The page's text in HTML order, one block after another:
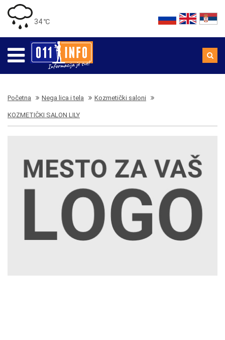
34 ℃
Početna Nega lica i tela Kozmetički saloni
KOZMETIČKI SALON LILY